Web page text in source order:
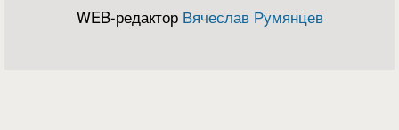
WEB-редактор Вячеслав Румянцев